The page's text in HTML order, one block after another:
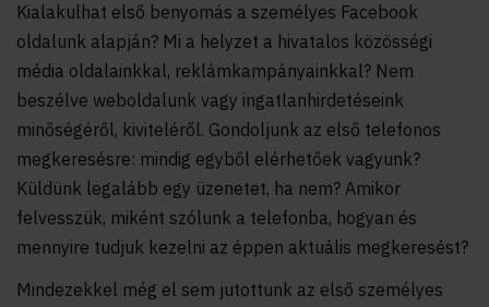
Kialakulhat első benyomás a személyes Facebook
oldalunk alapján? Mi a helyzet a hivatalos közösségi
média oldalainkkal, reklámkampányainkkal? Nem
beszélve weboldalunk vagy ingatlanhirdetéseink
minőségéről, kiviteléről. Gondoljunk az első telefonos
megkeresésre: mindig egyből elérhetőek vagyunk?
Küldünk legalább egy üzenetet, ha nem? Amikor
felvesszük, miként szólunk a telefonba, hogyan és
mennyire tudjuk kezelni az éppen aktuális megkeresést?
Mindezekkel még el sem jutottunk az első személyes